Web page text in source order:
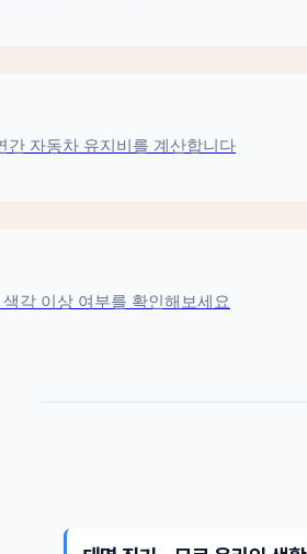
간 자동차 유지비를 계산합니다
각 이상 여부를 확인해보세요